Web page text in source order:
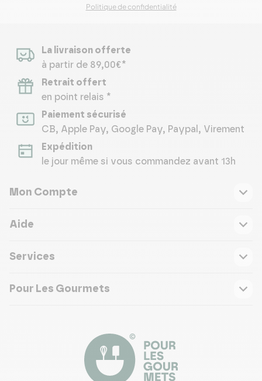
Politique de confidentialité
La livraison offerte
à partir de 89,00€*
Retrait offert
en point relais *
Paiement sécurisé
CB, Apple Pay, Google Pay, Paypal, Virement
Expédition
le jour même si vous commandez avant 13h
Mon Compte
Aide
Services
Pour Les Gourmets